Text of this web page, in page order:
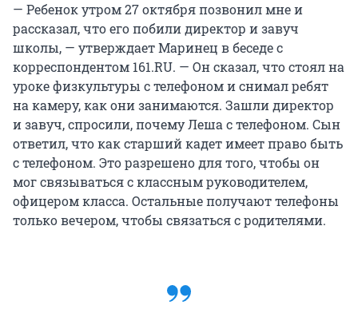
— Ребенок утром 27 октября позвонил мне и
рассказал, что его побили директор и завуч
школы, — утверждает Маринец в беседе с
корреспондентом 161.RU. — Он сказал, что стоял на
уроке физкультуры с телефоном и снимал ребят
на камеру, как они занимаются. Зашли директор
и завуч, спросили, почему Леша с телефоном. Сын
ответил, что как старший кадет имеет право быть
с телефоном. Это разрешено для того, чтобы он
мог связываться с классным руководителем,
офицером класса. Остальные получают телефоны
только вечером, чтобы связаться с родителями.